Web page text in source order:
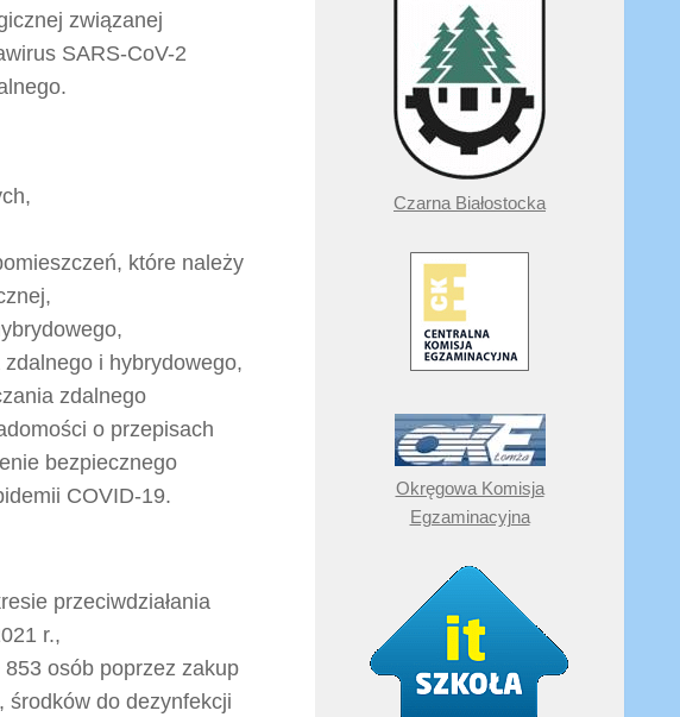
związanej
SARS-CoV-2
które należy
i hybrydowego,
zdalnego
o przepisach
bezpiecznego
COVID-19.
przeciwdziałania
r.,
osób poprzez zakup
środków do dezynfekcji
Czarna Białostocka
Okręgowa Komisja
Egzaminacyjna